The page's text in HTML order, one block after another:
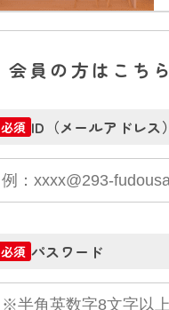
会員の方はこちら
必須 ID（メールアドレス）
必須 パスワード